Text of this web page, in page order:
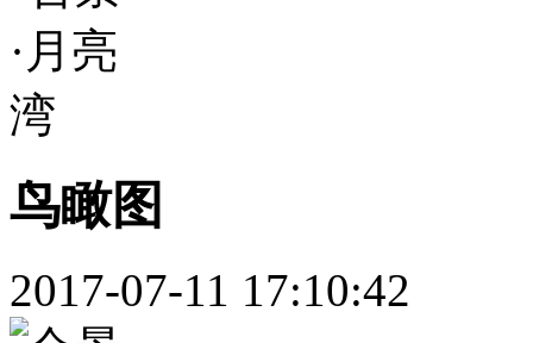
鸟瞰图
2017-07-11 17:10:42